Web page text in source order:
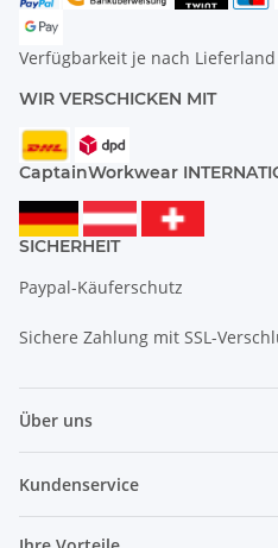
Verfügbarkeit je nach
WIR VERSCHICKEN MIT
CaptainWorkwear
SICHERHEIT
Paypal-Käuferschutz
Sichere Zahlung mit SSL-
Über uns
Kundenservice